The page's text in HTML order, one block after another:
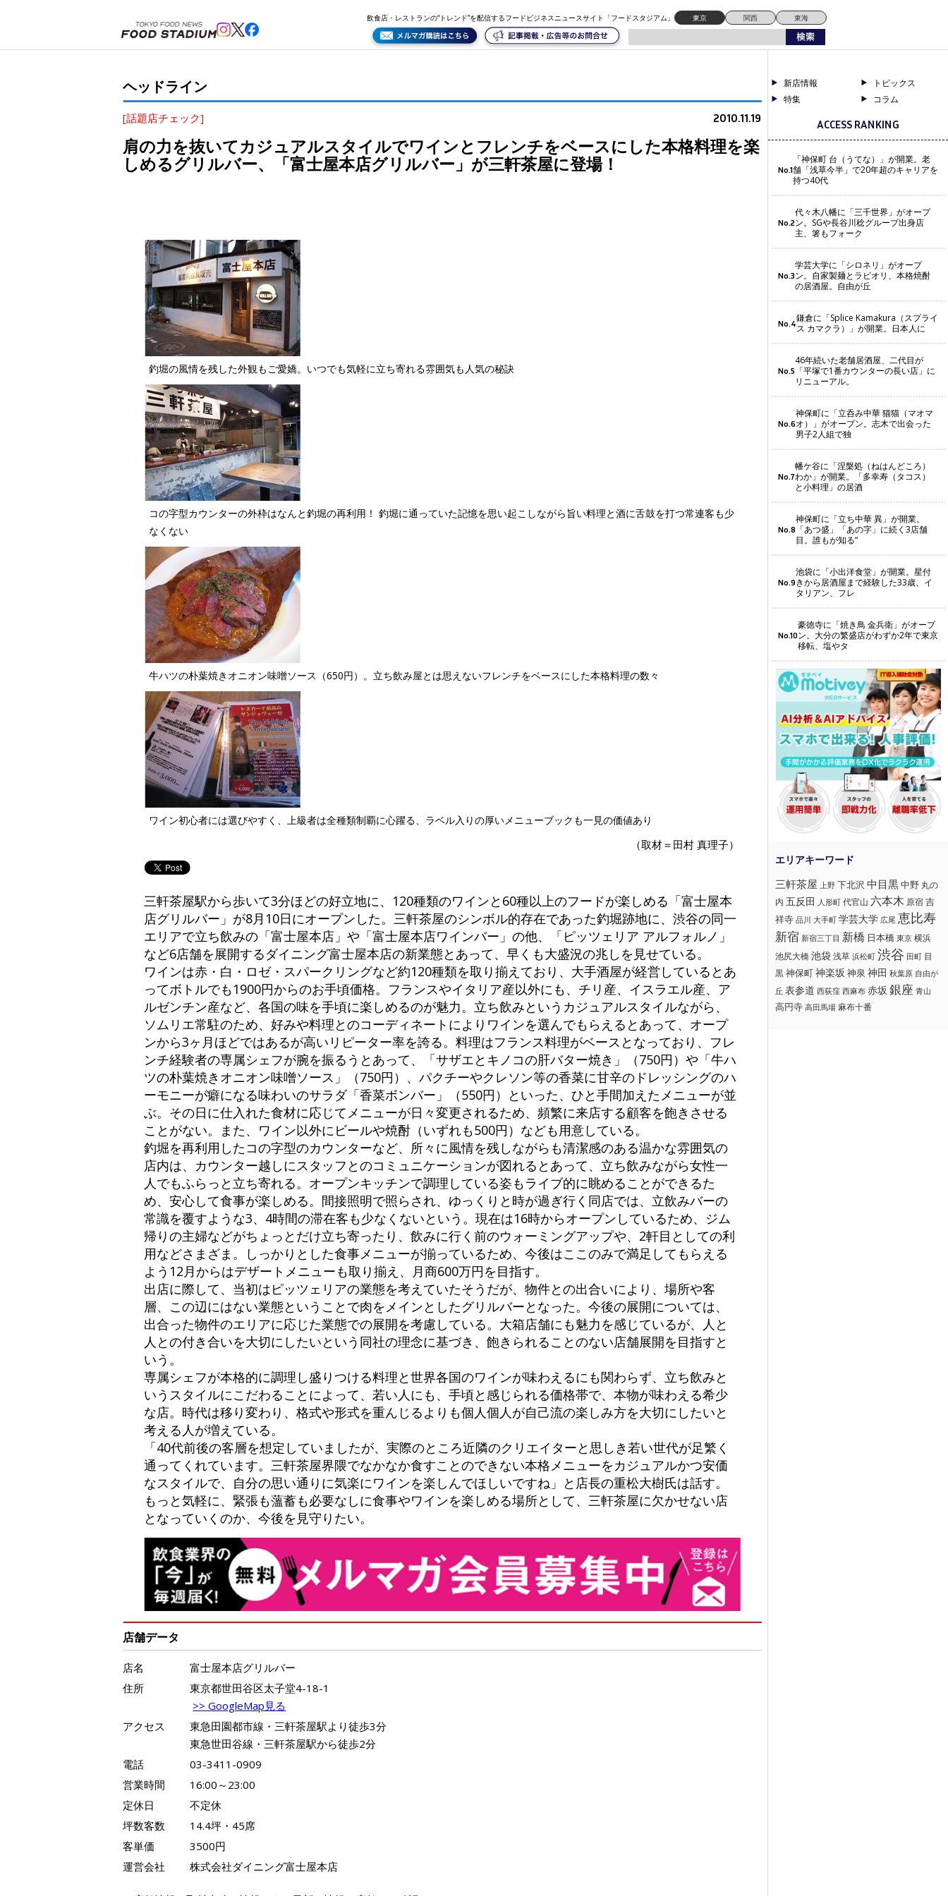
飲食店・レストランの“トレンド”を配信するフードビジネスニュースサイト「フードスタジアム」 東京 関西 東海
ヘッドライン
[話題店チェック] 2010.11.19
肩の力を抜いてカジュアルスタイルでワインとフレンチをベースにした本格料理を楽
しめるグリルバー、「富士屋本店グリルバー」が三軒茶屋に登場！
釣堀の風情を残した外観もご愛嬌。いつでも気軽に立ち寄れる雰囲気も人気の秘訣
コの字型カウンターの外枠はなんと釣堀の再利用！ 釣堀に通っていた記憶を思い起こしながら旨い料理と酒に舌鼓を打つ常連客も少
なくない
牛ハツの朴葉焼きオニオン味噌ソース（650円）。立ち飲み屋とは思えないフレンチをベースにした本格料理の数々
ワイン初心者には選びやすく、上級者は全種類制覇に心躍る、ラベル入りの厚いメニューブックも一見の価値あり
（取材＝田村 真理子）
三軒茶屋駅から歩いて3分ほどの好立地に、120種類のワインと60種以上のフードが楽しめる「富士屋本
店グリルバー」が8月10日にオープンした。三軒茶屋のシンボル的存在であった釣堀跡地に、渋谷の同一
エリアで立ち飲みの「富士屋本店」や「富士屋本店ワインバー」の他、「ピッツェリア アルフォルノ」
など6店舗を展開するダイニング富士屋本店の新業態とあって、早くも大盛況の兆しを見せている。
ワインは赤・白・ロゼ・スパークリングなど約120種類を取り揃えており、大手酒屋が経営しているとあ
ってボトルでも1900円からのお手頃価格。フランスやイタリア産以外にも、チリ産、イスラエル産、ア
ルゼンチン産など、各国の味を手頃に楽しめるのが魅力。立ち飲みというカジュアルスタイルながら、
ソムリエ常駐のため、好みや料理とのコーディネートによりワインを選んでもらえるとあって、オープ
ンから3ヶ月ほどではあるが高いリピーター率を誇る。料理はフランス料理がベースとなっており、フレ
ンチ経験者の専属シェフが腕を振るうとあって、「サザエとキノコの肝バター焼き」（750円）や「牛ハ
ツの朴葉焼きオニオン味噌ソース」（750円）、パクチーやクレソン等の香菜に甘辛のドレッシングのハ
ーモニーが癖になる味わいのサラダ「香菜ボンバー」（550円）といった、ひと手間加えたメニューが並
ぶ。その日に仕入れた食材に応じてメニューが日々変更されるため、頻繁に来店する顧客を飽きさせる
ことがない。また、ワイン以外にビールや焼酎（いずれも500円）なども用意している。
釣堀を再利用したコの字型のカウンターなど、所々に風情を残しながらも清潔感のある温かな雰囲気の
店内は、カウンター越しにスタッフとのコミュニケーションが図れるとあって、立ち飲みながら女性一
人でもふらっと立ち寄れる。オープンキッチンで調理している姿もライブ的に眺めることができるた
め、安心して食事が楽しめる。間接照明で照らされ、ゆっくりと時が過ぎ行く同店では、立飲みバーの
常識を覆すような3、4時間の滞在客も少なくないという。現在は16時からオープンしているため、ジム
帰りの主婦などがちょっとだけ立ち寄ったり、飲みに行く前のウォーミングアップや、2軒目としての利
用などさまざま。しっかりとした食事メニューが揃っているため、今後はここのみで満足してもらえる
よう12月からはデザートメニューも取り揃え、月商600万円を目指す。
出店に際して、当初はピッツェリアの業態を考えていたそうだが、物件との出合いにより、場所や客
層、この辺にはない業態ということで肉をメインとしたグリルバーとなった。今後の展開については、
出合った物件のエリアに応じた業態での展開を考慮している。大箱店舗にも魅力を感じているが、人と
人との付き合いを大切にしたいという同社の理念に基づき、飽きられることのない店舗展開を目指すと
いう。
専属シェフが本格的に調理し盛りつける料理と世界各国のワインが味わえるにも関わらず、立ち飲みと
いうスタイルにこだわることによって、若い人にも、手頃と感じられる価格帯で、本物が味わえる希少
な店。時代は移り変わり、格式や形式を重んじるよりも個人個人が自己流の楽しみ方を大切にしたいと
考える人が増えている。
「40代前後の客層を想定していましたが、実際のところ近隣のクリエイターと思しき若い世代が足繁く
通ってくれています。三軒茶屋界隈でなかなか食すことのできない本格メニューをカジュアルかつ安価
なスタイルで、自分の思い通りに気楽にワインを楽しんでほしいですね」と店長の重松大樹氏は話す。
もっと気軽に、緊張も薀蓄も必要なしに食事やワインを楽しめる場所として、三軒茶屋に欠かせない店
となっていくのか、今後を見守りたい。
店舗データ
店名
富士屋本店グリルバー
住所
東京都世田谷区太子堂4-18-1
>> GoogleMap見る
アクセス
東急田園都市線・三軒茶屋駅より徒歩3分
東急世田谷線・三軒茶屋駅から徒歩2分
電話
03-3411-0909
営業時間
16:00～23:00
定休日
不定休
坪数客数
14.4坪・45席
客単価
3500円
運営会社
株式会社ダイニング富士屋本店
新店情報
トピックス
特集
コラム
ACCESS RANKING
No.1
「神保町 台（うてな）」が開業。老
舗「浅草今半」で20年超のキャリアを
持つ40代
No.2
代々木八幡に「三千世界」がオープ
ン。SGや長谷川稔グループ出身店
主、箸もフォーク
No.3
学芸大学に「シロネリ」がオープ
ン。自家製麺とラビオリ、本格焼酎
の居酒屋。自由が丘
No.4鎌倉に「Splice Kamakura（スプライ
ス カマクラ）」が開業。日本人に
No.5
46年続いた老舗居酒屋、二代目が
「平塚で1番カウンターの長い店」に
リニューアル。
No.6
神保町に「立呑み中華 猫猫（マオマ
オ）」がオープン。志木で出会った
男子2人組で独
No.7
幡ケ谷に「涅槃処（ねはんどころ）
わか」が開業。「多幸寿（タコス）
と小料理」の居酒
No.8
神保町に「立ち中華 異」が開業。
「あつ盛」「あの字」に続く3店舗
目。誰もが知る“
No.9
池袋に「小出洋食堂」が開業。星付
きから居酒屋まで経験した33歳、イ
タリアン、フレ
No.10
豪徳寺に「焼き鳥 金兵衛」がオープ
ン。大分の繁盛店がわずか2年で東京
移転、塩やタ
三軒茶屋 上野 下北沢 中目黒中野丸の
内 五反田 人形町 代官山 六本木 原宿 吉
祥寺 品川 大手町 学芸大学 広尾 恵比寿
新宿 新宿三丁目 新橋 日本橋 東京 横浜
池尻大橋 池袋浅草 浜松町 渋谷 田町 目
黒神保町神楽坂 神泉 神田 秋葉原 自由が
丘 表参道 西荻窪 西麻布 赤坂 銀座 青山
高円寺 高田馬場 麻布十番